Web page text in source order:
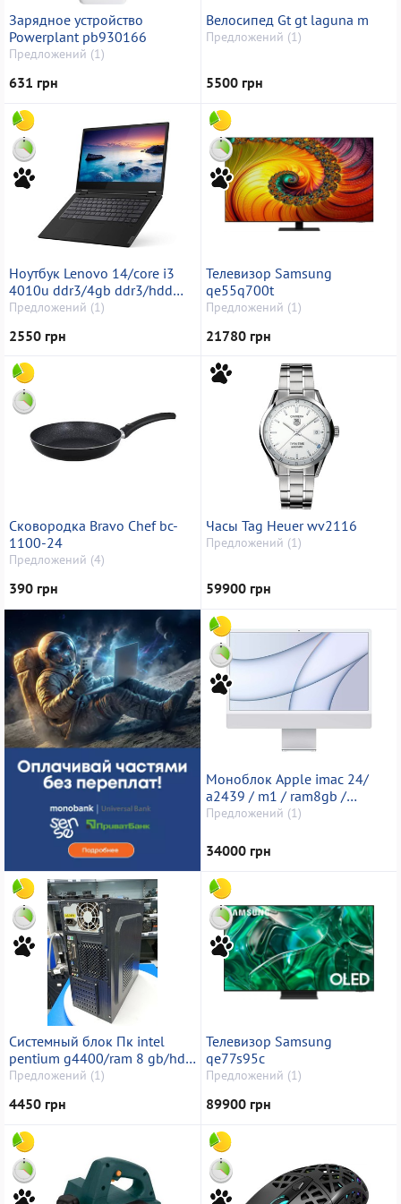
Зарядное устройство
Powerplant pb930166
Предложений (1)
631 грн
Велосипед Gt gt laguna m
Предложений (1)
5500 грн
Ноутбук Lenovo 14/core i3
4010u ddr3/4gb ddr3/hdd
1000 gb/geforce 720m
Предложений (1)
2550 грн
Телевизор Samsung
qe55q700t
Предложений (1)
21780 грн
Сковородка Bravo Chef bc-
1100-24
Предложений (4)
390 грн
Часы Tag Heuer wv2116
Предложений (1)
59900 грн
Моноблок Apple imac 24/
a2439 / m1 / ram8gb /
ssd250gb / retina
Предложений (1)
34000 грн
Системный блок Пк intel
pentium g4400/ram 8 gb/hdd
1000 gb+1000 gb/ssd 256
Предложений (1)
4450 грн
Телевизор Samsung
qe77s95c
Предложений (1)
89900 грн